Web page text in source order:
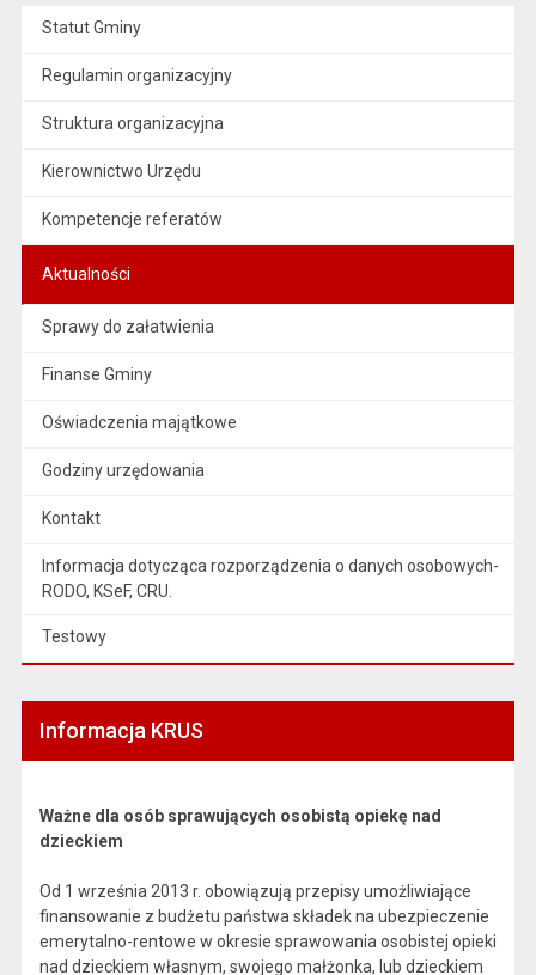
Statut Gminy
Regulamin organizacyjny
Struktura organizacyjna
Kierownictwo Urzędu
Kompetencje referatów
Aktualności
Sprawy do załatwienia
Finanse Gminy
Oświadczenia majątkowe
Godziny urzędowania
Kontakt
Informacja dotycząca rozporządzenia o danych osobowych-
RODO, KSeF, CRU.
Testowy
Informacja KRUS
Ważne dla osób sprawujących osobistą opiekę nad
dzieckiem
Od 1 września 2013 r. obowiązują przepisy umożliwiające
finansowanie z budżetu państwa składek na ubezpieczenie
emerytalno-rentowe w okresie sprawowania osobistej opieki
nad dzieckiem własnym, swojego małżonka, lub dzieckiem